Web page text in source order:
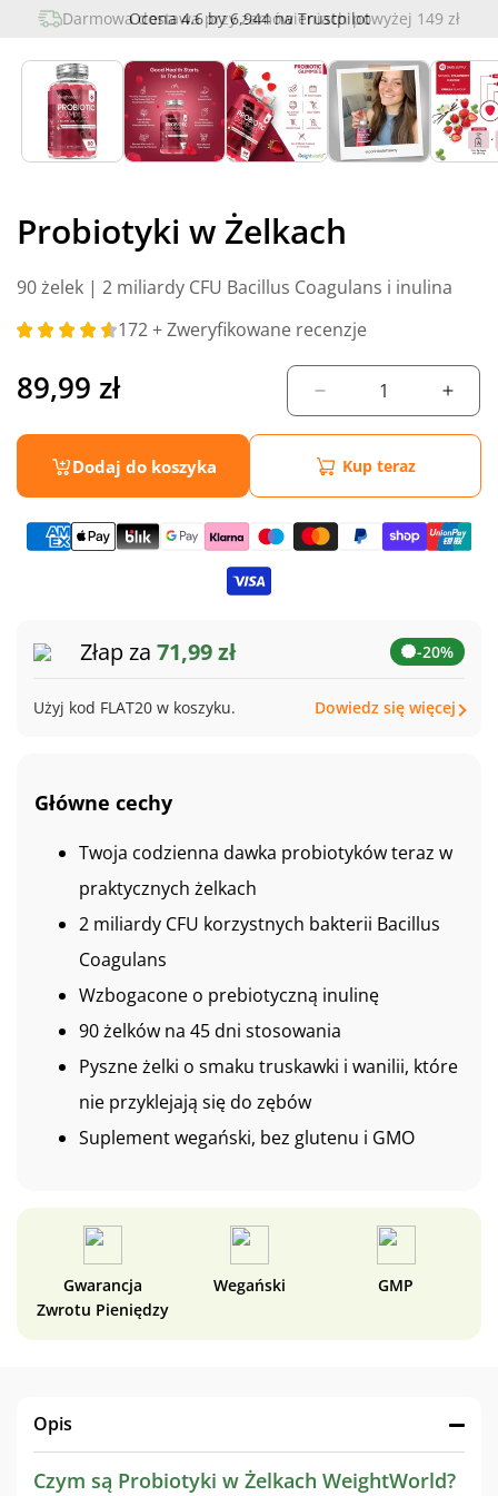
multimedia
oknie
modalnym
Ocena4.6by6,944 na Trustpilot
Darmowa dostawa przy zamówieniachpowyżej 149 zł
Probiotyki w Żelkach
90 żelek | 2 miliardy CFU Bacillus Coagulans i inulina
172+ Zweryfikowane recenzje
Cena
regularna
89,99 zł
Zmniejsz
ilość
Probiotyki
w
Żelkach
ilość
w
Dodaj do koszyka Kup teraz
Złap za 71,99 zł -20%
Użyj kod FLAT20 w koszyku. Dowiedz się więcej
Główne cechy
Twoja codzienna dawka probiotyków teraz w
praktycznych żelkach
2 miliardy CFU korzystnych bakterii Bacillus
Coagulans
Wzbogacone o prebiotyczną inulinę
90 żelków na 45 dni stosowania
Pyszne żelki o smaku truskawki i wanilii, które
nie przyklejają się do zębów
Suplement wegański, bez glutenu i GMO
Gwarancja
Zwrotu Pieniędzy
Wegański GMP
Opis
Czym są Probiotyki w Żelkach WeightWorld?